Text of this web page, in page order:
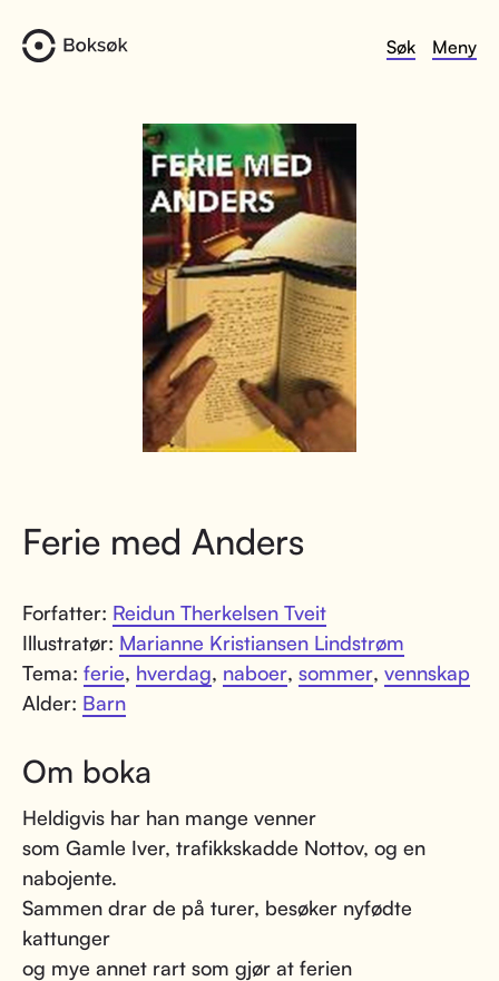
Søk Meny
Ferie med Anders
Forfatter: Reidun Therkelsen Tveit
Illustratør: Marianne Kristiansen Lindstrøm
Tema: ferie, hverdag, naboer, sommer, vennskap
Alder: Barn
Om boka
Heldigvis har han mange venner
som Gamle Iver, trafikkskadde Nottov, og en
nabojente.
Sammen drar de på turer, besøker nyfødte
kattunger
og mye annet rart som gjør at ferien